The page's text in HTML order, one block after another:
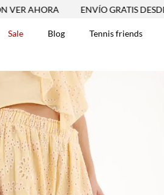
ENVÍO GRATIS DESDE $250.000
Sale Blog Tennis friends